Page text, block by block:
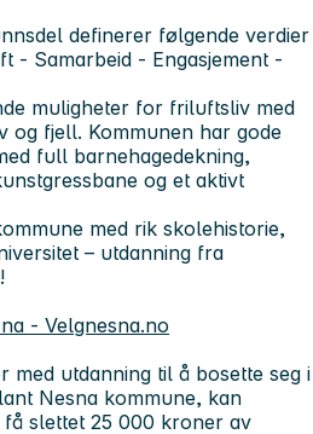
definerer følgende verdier
- Samarbeid - Engasjement -
muligheter for friluftsliv med
og fjell. Kommunen har gode
full barnehagedekning,
og et aktivt
med rik skolehistorie,
– utdanning fra
- Velgnesna.no
med utdanning til å bosette seg i
Nesna kommune, kan
slettet 25 000 kroner av